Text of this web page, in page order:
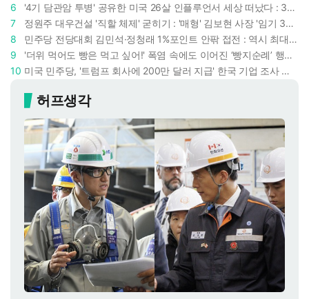
6
'4기 담관암 투병' 공유한 미국 26살 인플루언서 세상 떠났다 : 3년간 보여준 희망과 용기
7
정원주 대우건설 '직할 체제' 굳히기 : '매형' 김보현 사장 '임기 3년' 받고 4개월 만에 물러났다
8
민주당 전당대회 김민석·정청래 1%포인트 안팎 접전 : 역시 최대 승부처는 호남과 수도권
9
'더위 먹어도 빵은 먹고 싶어!' 폭염 속에도 이어진 ‘빵지순례’ 행렬 : 성심당이 대기 손님 위해 준비한 것들
10
미국 민주당, '트럼프 회사에 200만 달러 지급' 한국 기업 조사 착수 : 트럼프 덕분에 이득 챙기려 했나
허프생각